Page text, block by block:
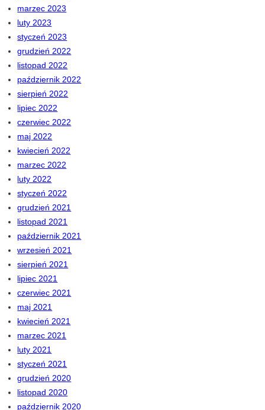
marzec 2023
luty 2023
styczeń 2023
grudzień 2022
listopad 2022
październik 2022
sierpień 2022
lipiec 2022
czerwiec 2022
maj 2022
kwiecień 2022
marzec 2022
luty 2022
styczeń 2022
grudzień 2021
listopad 2021
październik 2021
wrzesień 2021
sierpień 2021
lipiec 2021
czerwiec 2021
maj 2021
kwiecień 2021
marzec 2021
luty 2021
styczeń 2021
grudzień 2020
listopad 2020
październik 2020